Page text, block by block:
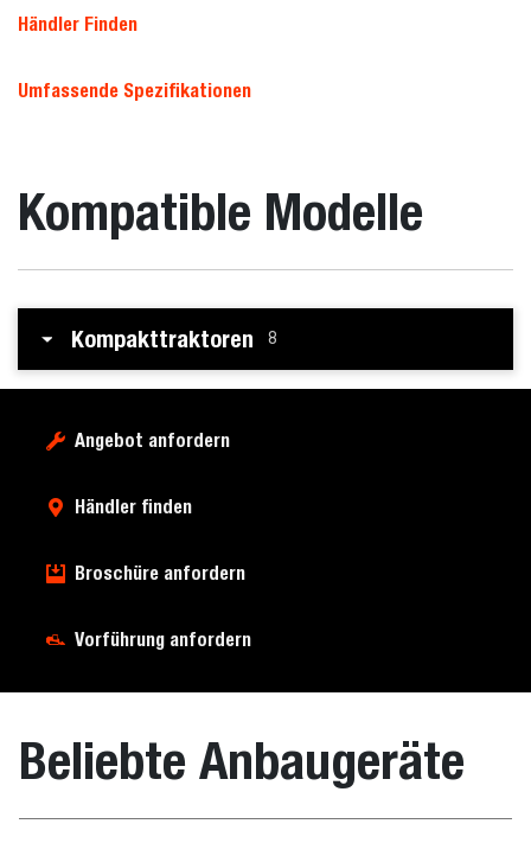
Händler Finden
Umfassende Spezifikationen
Kompatible Modelle
Kompakttraktoren 8
Angebot anfordern
Händler finden
Broschüre anfordern
Vorführung anfordern
Beliebte Anbaugeräte